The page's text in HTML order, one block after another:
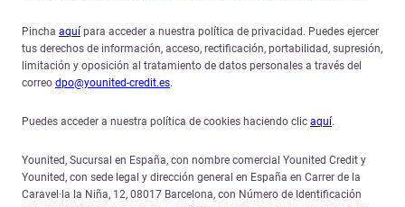
Pincha aquí para acceder a nuestra política de privacidad. Puedes ejercer
tus derechos de información, acceso, rectificación, portabilidad, supresión,
limitación y oposición al tratamiento de datos personales a través del
correo dpo@younited-credit.es.
Puedes acceder a nuestra política de cookies haciendo clic aquí.
Younited, Sucursal en España, con nombre comercial Younited Credit y
Younited, con sede legal y dirección general en España en Carrer de la
Caravel·la la Niña, 12, 08017 Barcelona, con Número de Identificación